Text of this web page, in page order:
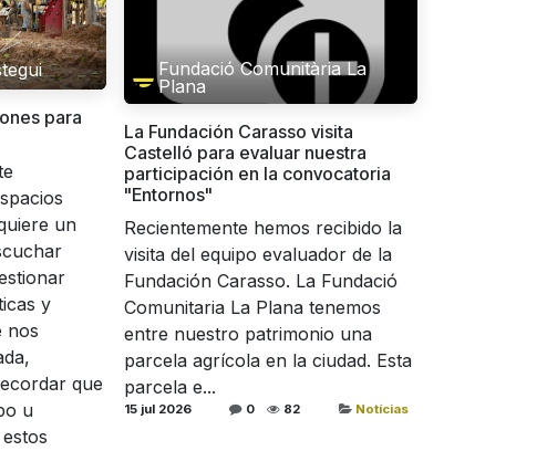
para
un
y
nos
que
u
Fundació Comunitària La
Plana
La Fundación Carasso visita
Castelló para evaluar nuestra
participación en la convocatoria
"Entornos"
Recientemente hemos recibido la
visita del equipo evaluador de la
Fundación Carasso. La Fundació
Comunitaria La Plana tenemos
entre nuestro patrimonio una
parcela agrícola en la ciudad. Esta
parcela e...
15 jul 2026 0 82 Notícias